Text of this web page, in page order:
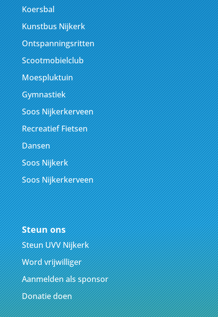
Koersbal
Kunstbus Nijkerk
Ontspanningsritten
Scootmobielclub
Moespluktuin
Gymnastiek
Soos Nijkerkerveen
Recreatief Fietsen
Dansen
Soos Nijkerk
Soos Nijkerkerveen
Steun ons
Steun UVV Nijkerk
Word vrijwilliger
Aanmelden als sponsor
Donatie doen